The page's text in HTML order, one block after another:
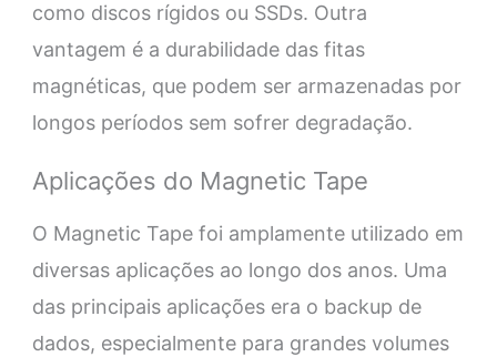
como discos rígidos ou SSDs. Outra
vantagem é a durabilidade das fitas
magnéticas, que podem ser armazenadas por
longos períodos sem sofrer degradação.
Aplicações do Magnetic Tape
O Magnetic Tape foi amplamente utilizado em
diversas aplicações ao longo dos anos. Uma
das principais aplicações era o backup de
dados, especialmente para grandes volumes